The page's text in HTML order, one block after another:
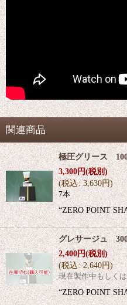
関連商品
極圧グリース
3,300円(税別)
(税込: 3,630円)
7本
“ZERO POINT
グレサージュ
2,400円(税別)
(税込: 2,640円)
現在製作中もしく
“ZERO POINT